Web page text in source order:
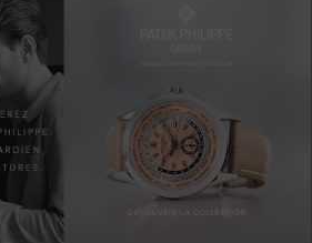
contemporaine. Chaque
Mont-Blanc à Paris est conçu
client exceptionnelle, alliant
et produits d'exception.